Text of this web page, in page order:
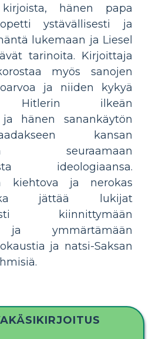
kirjoista, hänen papa
ystävällisesti ja
lukemaan ja Liesel
tarinoita. Kirjoittaja
myös sanojen
ja niiden kykyä
Hitlerin ilkeän
hänen sanankäytön
kansan
seuraamaan
ideologiaansa.
kiehtova ja nerokas
jättää lukijat
kiinnittymään
ja ymmärtämään
ja natsi-Saksan